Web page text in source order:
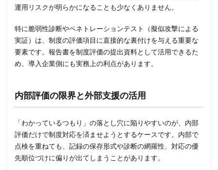
運用リスクが明らかになることも少なくありません。
特に脆弱性診断やペネトレーションテスト（擬似攻撃による
実証）は、制度の評価項目に直接的な裏付けを与える重要な
要素です。報告書を制度評価の提出資料として活用できるた
め、導入企業側にも実務上の利点があります。
内部評価の限界と外部支援の活用
「わかっているつもり」の落とし穴に陥りやすいのが、内部
評価だけで制度対応を済ませようとするケースです。内部で
点検を重ねても、記録の保存形式や診断の網羅性、対応の優
先順位づけに偏りが出てしまうことがあります。